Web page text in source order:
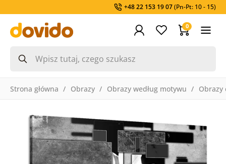
+48 22 153 19 07(Pn-Pt: 10 - 15)
0
Strona główna Obrazy Obrazy według motywu Obrazy